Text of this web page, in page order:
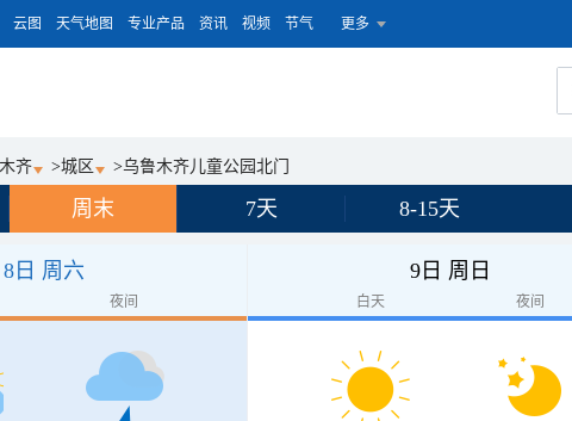
云图 天气地图 专业产品 资讯 视频 节气 更多
齐 >城区 >乌鲁木齐儿童公园北门
周末 7天 8-15天
8日 周六
夜间
9日 周日
白天 夜间